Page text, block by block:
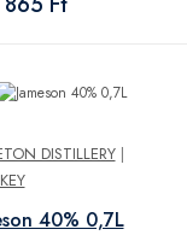
DISTILLERY|
40% 0,7L